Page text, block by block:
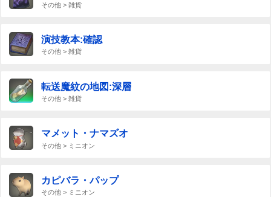
その他 > 雑貨
演技教本:確認
その他 > 雑貨
転送魔紋の地図:深層
その他 > 雑貨
マメット・ナマズオ
その他 > ミニオン
カピバラ・パップ
その他 > ミニオン